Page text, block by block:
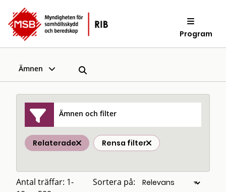
Program
Ämnen
Ämnen och filter
Relaterade Rensa filter
Antal träffar: 1-
Sortera på: